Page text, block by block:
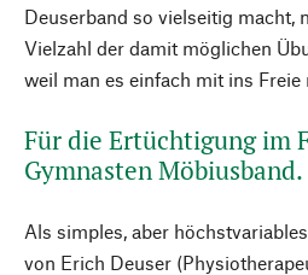
Deuserband so vielseitig macht,
Vielzahl der damit möglichen
weil man es einfach mit ins Freie
Für die Ertüchtigung im
Gymnasten Möbiusband.
Als simples, aber
von Erich Deuser